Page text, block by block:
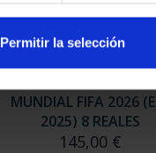
Permitir la selección
MUNDIAL FIFA 2026
2025) 8 REALES
145,00 €